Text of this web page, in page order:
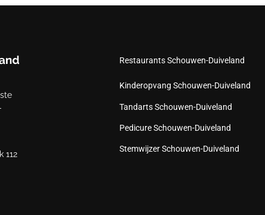
112
Restaurants Schouwen-Duiveland
Kinderopvang Schouwen-Duiveland
Tandarts Schouwen-Duiveland
Pedicure Schouwen-Duiveland
Stemwijzer Schouwen-Duiveland